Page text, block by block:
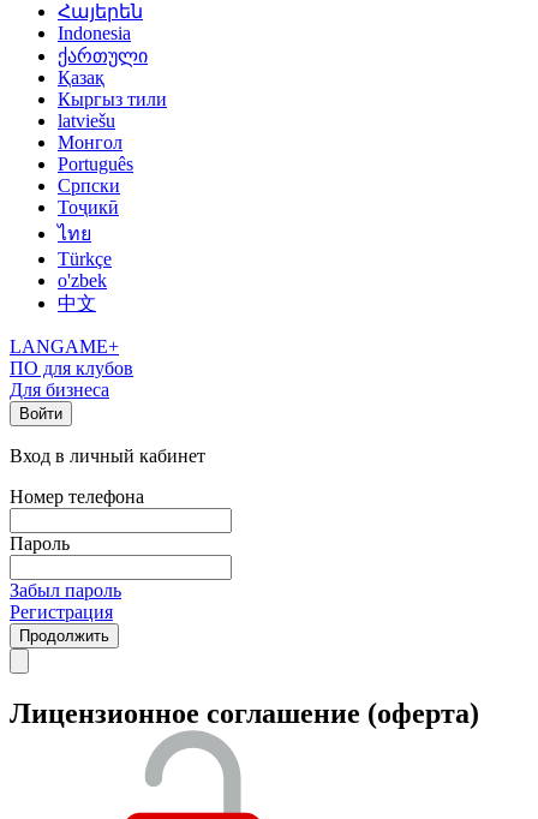
Հայերեն
Indonesia
ქართული
Қазақ
Кыргыз тили
latviešu
Монгол
Português
Српски
Тоҷикӣ
ไทย
Türkçe
o'zbek
中文
LANGAME+
ПО для клубов
Для бизнеса
Войти
Вход в личный кабинет
Номер телефона
Пароль
Забыл пароль
Регистрация
Продолжить
Лицензионное соглашение (оферта)